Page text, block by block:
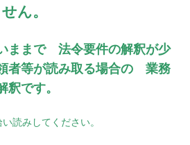
ん。
ままで 法令要件の解釈が少
者等が読み取る場合の 業務
です。
読みしてください。